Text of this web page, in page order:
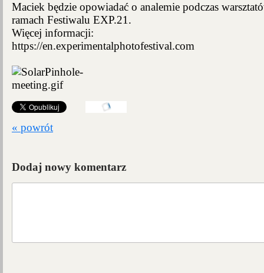
Maciek będzie opowiadać o analemie podczas
ramach Festiwalu EXP.21.
Więcej informacji:
https://en.experimentalphotofestival.com
« powrót
Dodaj nowy komentarz